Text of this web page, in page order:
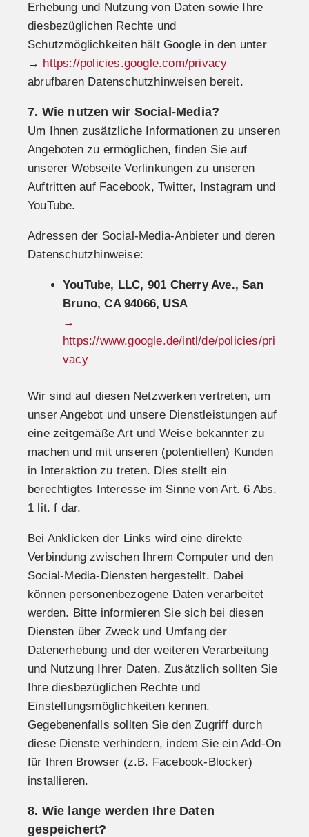
Erhebung und Nutzung von Daten sowie Ihre
diesbezüglichen Rechte und
Schutzmöglichkeiten hält Google in den unter
→ https://policies.google.com/privacy
abrufbaren Datenschutzhinweisen bereit.
7. Wie nutzen wir Social-Media?
Um Ihnen zusätzliche Informationen zu unseren
Angeboten zu ermöglichen, finden Sie auf
unserer Webseite Verlinkungen zu unseren
Auftritten auf Facebook, Twitter, Instagram und
YouTube.
Adressen der Social-Media-Anbieter und deren
Datenschutzhinweise:
YouTube, LLC, 901 Cherry Ave., San
Bruno, CA 94066, USA
→
https://www.google.de/intl/de/policies/pri
vacy
Wir sind auf diesen Netzwerken vertreten, um
unser Angebot und unsere Dienstleistungen auf
eine zeitgemäße Art und Weise bekannter zu
machen und mit unseren (potentiellen) Kunden
in Interaktion zu treten. Dies stellt ein
berechtigtes Interesse im Sinne von Art. 6 Abs.
1 lit. f dar.
Bei Anklicken der Links wird eine direkte
Verbindung zwischen Ihrem Computer und den
Social-Media-Diensten hergestellt. Dabei
können personenbezogene Daten verarbeitet
werden. Bitte informieren Sie sich bei diesen
Diensten über Zweck und Umfang der
Datenerhebung und der weiteren Verarbeitung
und Nutzung Ihrer Daten. Zusätzlich sollten Sie
Ihre diesbezüglichen Rechte und
Einstellungsmöglichkeiten kennen.
Gegebenenfalls sollten Sie den Zugriff durch
diese Dienste verhindern, indem Sie ein Add-On
für Ihren Browser (z.B. Facebook-Blocker)
installieren.
8. Wie lange werden Ihre Daten
gespeichert?